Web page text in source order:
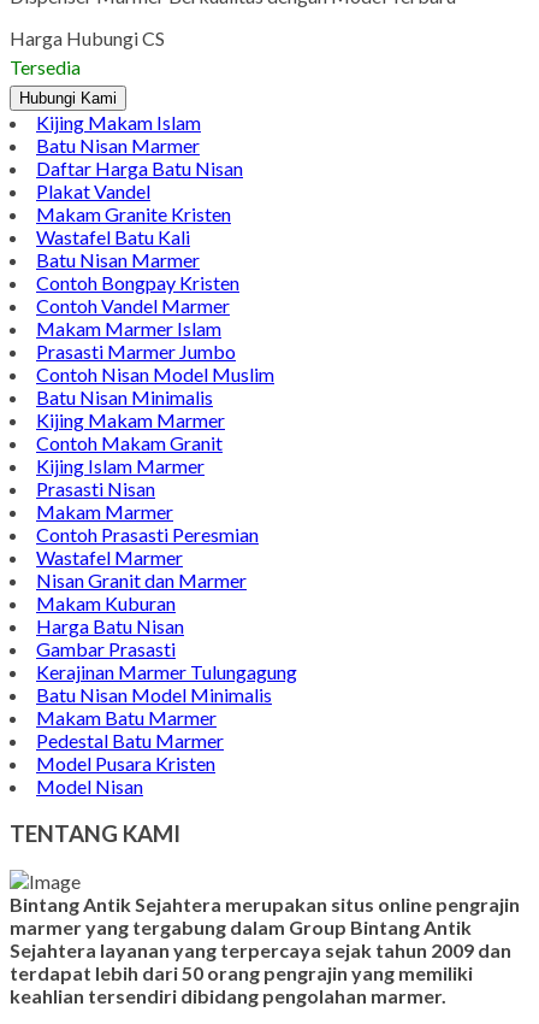
Harga Hubungi CS
Tersedia
Hubungi Kami
Kijing Makam Islam
Batu Nisan Marmer
Daftar Harga Batu Nisan
Plakat Vandel
Makam Granite Kristen
Wastafel Batu Kali
Batu Nisan Marmer
Contoh Bongpay Kristen
Contoh Vandel Marmer
Makam Marmer Islam
Prasasti Marmer Jumbo
Contoh Nisan Model Muslim
Batu Nisan Minimalis
Kijing Makam Marmer
Contoh Makam Granit
Kijing Islam Marmer
Prasasti Nisan
Makam Marmer
Contoh Prasasti Peresmian
Wastafel Marmer
Nisan Granit dan Marmer
Makam Kuburan
Harga Batu Nisan
Gambar Prasasti
Kerajinan Marmer Tulungagung
Batu Nisan Model Minimalis
Makam Batu Marmer
Pedestal Batu Marmer
Model Pusara Kristen
Model Nisan
TENTANG KAMI
Bintang Antik Sejahtera merupakan situs online pengrajin
marmer yang tergabung dalam Group Bintang Antik
Sejahtera layanan yang terpercaya sejak tahun 2009 dan
terdapat lebih dari 50 orang pengrajin yang memiliki
keahlian tersendiri dibidang pengolahan marmer.